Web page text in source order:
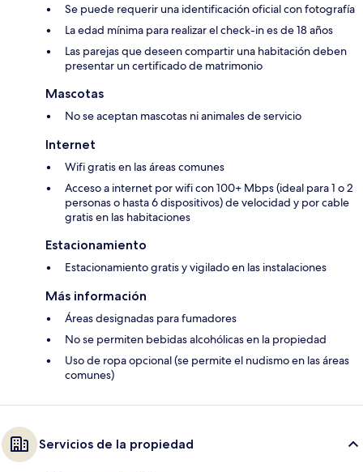
Se puede requerir una identificación oficial con fotografía
La edad mínima para realizar el check-in es de 18 años
Las parejas que deseen compartir una habitación deben
presentar un certificado de matrimonio
Mascotas
No se aceptan mascotas ni animales de servicio
Internet
Wifi gratis en las áreas comunes
Acceso a internet por wifi con 100+ Mbps (ideal para 1 o 2
personas o hasta 6 dispositivos) de velocidad y por cable
gratis en las habitaciones
Estacionamiento
Estacionamiento gratis y vigilado en las instalaciones
Más información
Áreas designadas para fumadores
No se permiten bebidas alcohólicas en la propiedad
Uso de ropa opcional (se permite el nudismo en las áreas
comunes)
Servicios de la propiedad